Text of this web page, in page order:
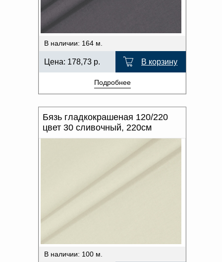
В наличии: 164 м.
Цена: 178,73 р. В корзину
Подробнее
Бязь гладкокрашеная 120/220
цвет 30 сливочный, 220см
В наличии: 100 м.